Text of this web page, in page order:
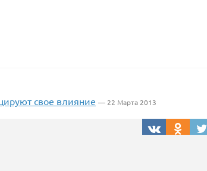
свое влияние — 22 Марта 2013